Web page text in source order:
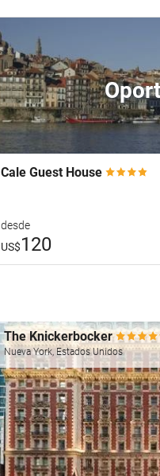
Cale Guest House
desde
US$120
The Knickerbocker
Nueva York, Estados Unidos